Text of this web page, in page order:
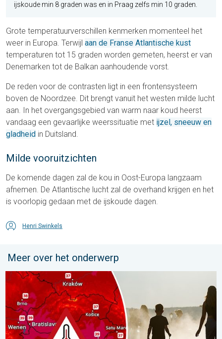
ijskoude min 8 graden was en in Praag zelfs min 10 graden.
Grote temperatuurverschillen kenmerken momenteel het
weer in Europa. Terwijl aan de Franse Atlantische kust
temperaturen tot 15 graden worden gemeten, heerst er van
Denemarken tot de Balkan aanhoudende vorst.
De reden voor de contrasten ligt in een frontensysteem
boven de Noordzee. Dit brengt vanuit het westen milde lucht
aan. In het overgangsgebied van warm naar koud heerst
vandaag een gevaarlijke weerssituatie met ijzel, sneeuw en
gladheid in Duitsland.
Milde vooruitzichten
De komende dagen zal de kou in Oost-Europa langzaam
afnemen. De Atlantische lucht zal de overhand krijgen en het
is voorlopig gedaan met de ijskoude dagen.
Henri Swinkels
Meer over het onderwerp
Extreme hitte in Oost-Europa. Tot ruim 40 graden. . . dinsdag